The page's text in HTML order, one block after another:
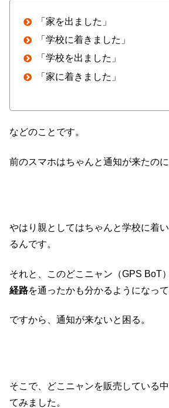
「家を出ました」
「学校に着きました」
「学校を出ました」
「家に着きました」
などのことです。
前のスマホはちゃんと通知が来たのに
やはり親としてはちゃんと学校に着
るんです。
それと、このどこニャン（GPS BoT
経路を通ったかも分かるようになって
ですから、通知が来ないと困る。
そこで、どこニャンを販売している
てみました。